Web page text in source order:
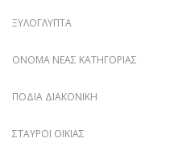
ΞΥΛΌΓΛΥΠΤΑ
ΌΝΟΜΑ ΝΈΑΣ ΚΑΤΗΓΟΡΊΑΣ
ΠΟΔΙΆ ΔΙΑΚΟΝΙΚΉ
ΣΤΑΥΡΟΊ ΟΙΚΊΑΣ